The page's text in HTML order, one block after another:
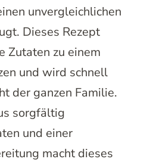
unvergleichlichen
Dieses Rezept
Zutaten zu einem
und wird schnell
der ganzen Familie.
sorgfältig
und einer
macht dieses